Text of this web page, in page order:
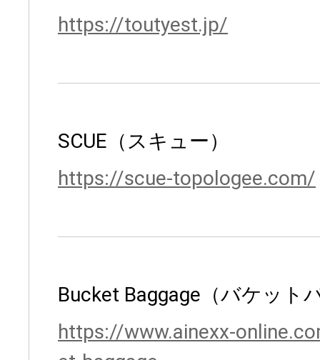
https://toutyest.jp/
SCUE（スキュー）
https://scue-topologee.com/
Bucket Baggage（バケット
https://www.ainexx-